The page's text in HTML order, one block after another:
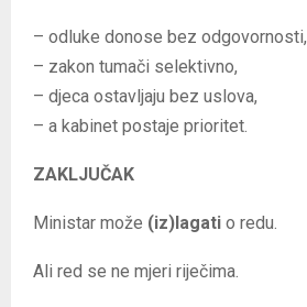
– odluke donose bez odgovornosti,
– zakon tumači selektivno,
– djeca ostavljaju bez uslova,
– a kabinet postaje prioritet.
ZAKLJUČAK
Ministar može (iz)lagati o redu.
Ali red se ne mjeri riječima.